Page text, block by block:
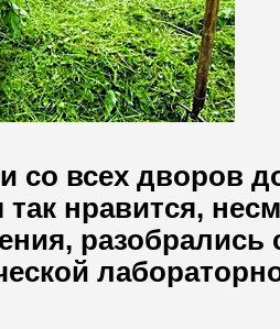
со всех дворов
нравится,